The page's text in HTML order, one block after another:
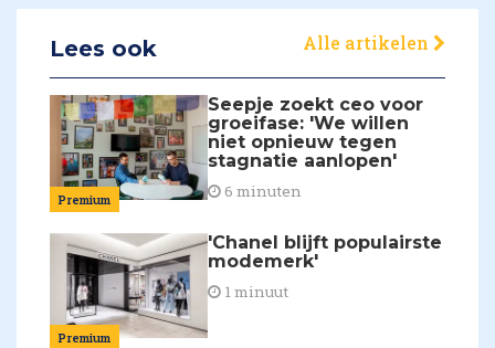
Lees ook Alle artikelen
Premium
Seepje zoekt ceo voor
groeifase: 'We willen
niet opnieuw tegen
stagnatie aanlopen'
6 minuten
Premium
'Chanel blijft populairste
modemerk'
1 minuut